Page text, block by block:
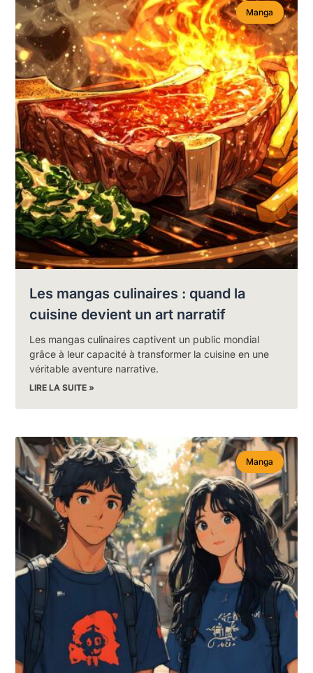
Manga
Les mangas culinaires : quand la
cuisine devient un art narratif
Les mangas culinaires captivent un public mondial
grâce à leur capacité à transformer la cuisine en une
véritable aventure narrative.
LIRE LA SUITE »
Manga